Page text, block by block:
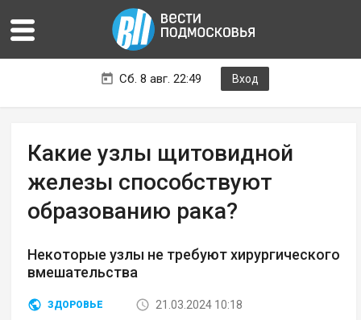
Сб. 8 авг. 22:49 Вход
Какие узлы щитовидной
железы способствуют
образованию рака?
Некоторые узлы не требуют хирургического
вмешательства
ЗДОРОВЬЕ
21.03.2024 10:18